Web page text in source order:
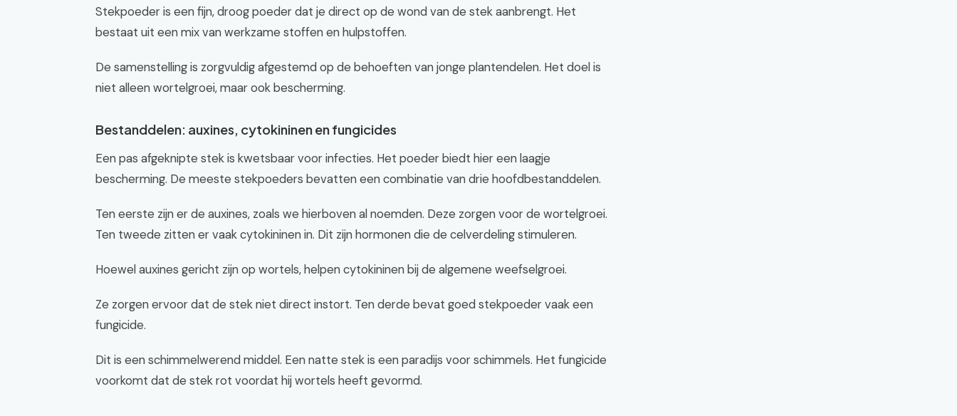
Stekpoeder is een fijn, droog poeder dat je direct op de wond van de stek aanbrengt. Het
bestaat uit een mix van werkzame stoffen en hulpstoffen.
De samenstelling is zorgvuldig afgestemd op de behoeften van jonge plantendelen. Het doel is
niet alleen wortelgroei, maar ook bescherming.
Bestanddelen: auxines, cytokininen en fungicides
Een pas afgeknipte stek is kwetsbaar voor infecties. Het poeder biedt hier een laagje
bescherming. De meeste stekpoeders bevatten een combinatie van drie hoofdbestanddelen.
Ten eerste zijn er de auxines, zoals we hierboven al noemden. Deze zorgen voor de wortelgroei.
Ten tweede zitten er vaak cytokininen in. Dit zijn hormonen die de celverdeling stimuleren.
Hoewel auxines gericht zijn op wortels, helpen cytokininen bij de algemene weefselgroei.
Ze zorgen ervoor dat de stek niet direct instort. Ten derde bevat goed stekpoeder vaak een
fungicide.
Dit is een schimmelwerend middel. Een natte stek is een paradijs voor schimmels. Het fungicide
voorkomt dat de stek rot voordat hij wortels heeft gevormd.